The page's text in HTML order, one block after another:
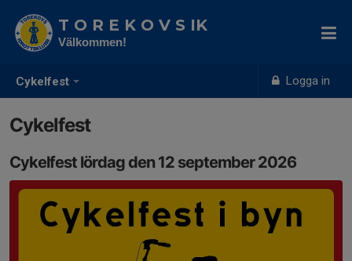
Cykelfest Logga in
T O R E K O V S IK
Välkommen!
Cykelfest
Cykelfest lördag den 12 september 2026